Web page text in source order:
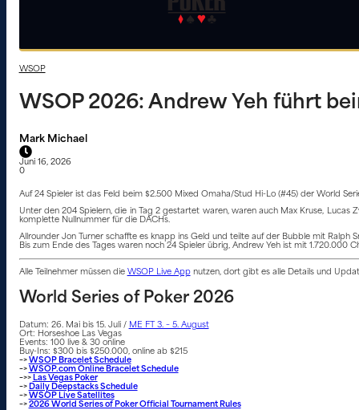
WSOP
WSOP 2026: Andrew Yeh führt
Mark Michael
Juni 16, 2026
0
Auf 24 Spieler ist das Feld beim $2.500 Mixed Omaha/Stud Hi-Lo (#45) der World
Unter den 204 Spielern, die in Tag 2 gestartet waren, waren auch Max Kruse,
komplette Nullnummer für die DACHs.
Allrounder Jon Turner schaffte es knapp ins Geld und teilte auf der Bubble mit Ralph
Bis zum Ende des Tages waren noch 24 Spieler übrig, Andrew Yeh ist mit 1.720.000
Alle Teilnehmer müssen die WSOP Live Appnutzen, dort gibt es alle Details und
World Series of Poker 2026
Datum: 26. Mai bis 15. Juli / ME FT 3. – 5. August
Ort: Horseshoe Las Vegas
Events: 100 live & 30 online
Buy-Ins: $300 bis $250.000, online ab $215
–>WSOP Bracelet Schedule
–>WSOP.com Online Bracelet Schedule
–>> Las Vegas Poker
–> Daily Deepstacks Schedule
–>WSOP Live Satellites
–>2026 World Series of Poker Official Tournament Rules